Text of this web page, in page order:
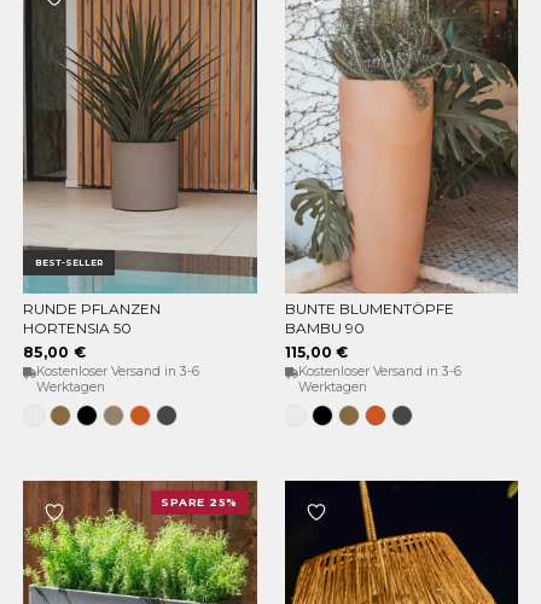
BEST-SELLER
OPTIONEN WÄHLEN
RUNDE PFLANZEN
HORTENSIA 50
85,00 €
Kostenloser Versand in 3-6
Werktagen
WeissBronzeSchwarz
TaupeTerracota
Anthrazit
OPTIONEN WÄHLEN
BUNTE BLUMENTÖPFE
BAMBU 90
115,00 €
Kostenloser Versand in 3-6
Werktagen
WeissSchwarz
BronzeTerracota
Anthrazit
SPARE 25%